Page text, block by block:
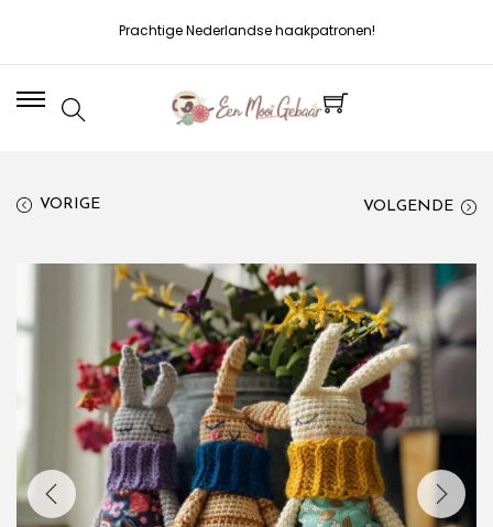
Prachtige Nederlandse haakpatronen!
VORIGE VOLGENDE